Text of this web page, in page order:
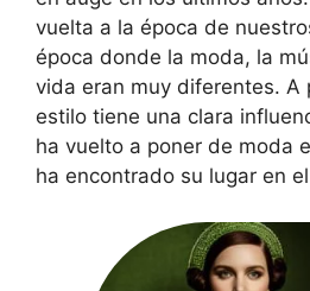
vuelta a la época de
época donde la moda, la
vida eran muy diferentes. A
estilo tiene una clara
ha vuelto a poner de moda
ha encontrado su lugar en